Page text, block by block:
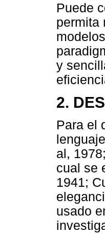
Puede
permita
y
2.
Para el
al,
cual se
1941;
usado